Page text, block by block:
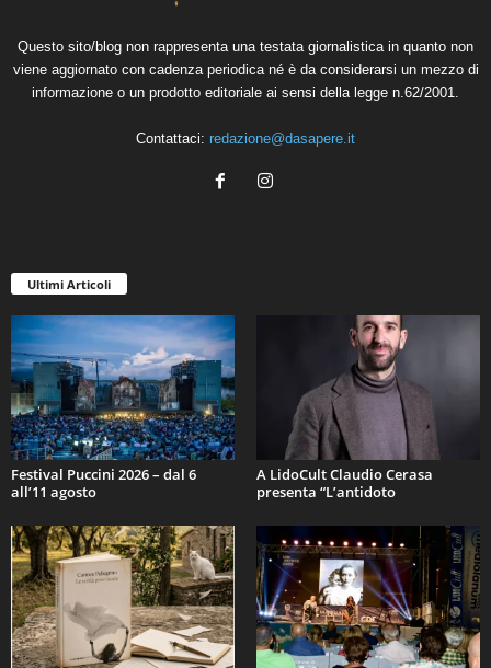
Questo sito/blog non rappresenta una testata giornalistica in quanto non
viene aggiornato con cadenza periodica né è da considerarsi un mezzo di
informazione o un prodotto editoriale ai sensi della legge n.62/2001.
Contattaci: redazione@dasapere.it
Ultimi Articoli
Festival Puccini 2026 – dal 6
all’11 agosto
A LidoCult Claudio Cerasa
presenta “L’antidoto